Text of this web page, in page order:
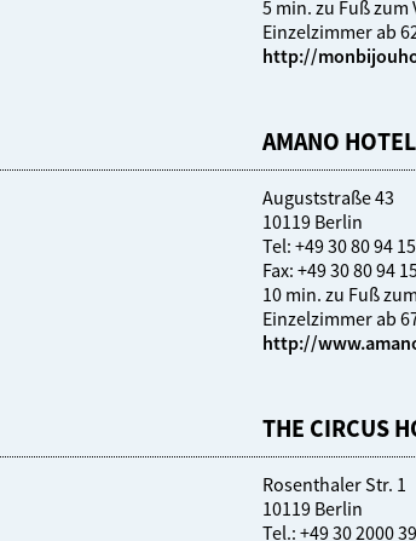
5 min. zu Fuß
Einzelzimmer ab
http://
AMANO HOTEL
Auguststraße 43
10119 Berlin
Tel: +49 30 80 94
Fax: +49 30 80 94
10 min. zu Fuß
Einzelzimmer ab
http://
THE CIRCUS
Rosenthaler Str. 1
10119 Berlin
Tel.: +49 30 2000